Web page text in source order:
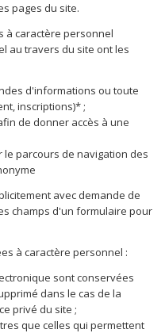
pages du site.
à caractère personnel
au travers du site ont les
d'informations ou toute
inscriptions)* ;
de donner accès à une
parcours de navigation des
avec demande de
champs d'un formulaire pour
à caractère personnel :
sont conservées
dans le cas de la
privé du site ;
que celles qui permettent